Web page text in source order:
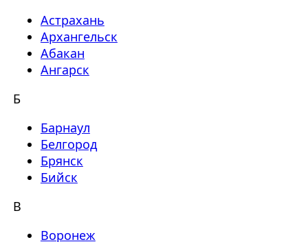
Астрахань
Архангельск
Абакан
Ангарск
Б
Барнаул
Белгород
Брянск
Бийск
В
Воронеж